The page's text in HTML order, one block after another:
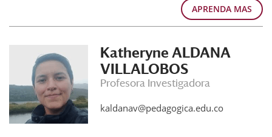
APRENDA MAS
Katheryne ALDANA
VILLALOBOS
Profesora Investigadora
kaldanav@pedagogica.edu.co